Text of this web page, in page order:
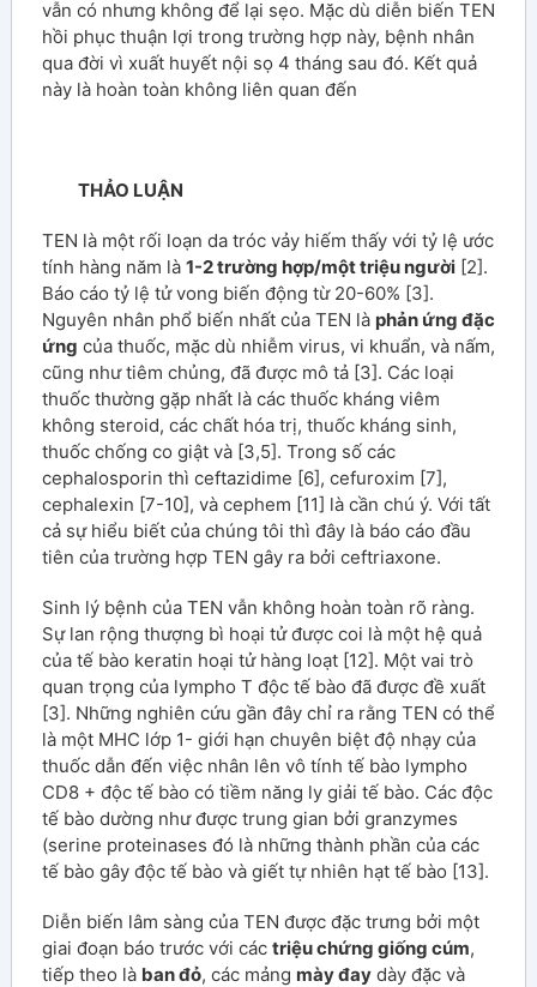
vẫn có nhưng không để lại sẹo. Mặc dù diễn biến TEN
hồi phục thuận lợi trong trường hợp này, bệnh nhân
qua đời vì xuất huyết nội sọ 4 tháng sau đó. Kết quả
này là hoàn toàn không liên quan đến
THẢO LUẬN
TEN là một rối loạn da tróc vảy hiếm thấy với tỷ lệ ước
tính hàng năm là 1-2 trường hợp/một triệu người[2].
Báo cáo tỷ lệ tử vong biến động từ 20-60% [3].
Nguyên nhân phổ biến nhất của TEN là phản ứng đặc
ứng của thuốc, mặc dù nhiễm virus, vi khuẩn, và nấm,
cũng như tiêm chủng, đã được mô tả [3]. Các loại
thuốc thường gặp nhất là các thuốc kháng viêm
không steroid, các chất hóa trị, thuốc kháng sinh,
thuốc chống co giật và [3,5]. Trong số các
cephalosporin thì ceftazidime [6], cefuroxim [7],
cephalexin [7-10], và cephem [11] là cần chú ý. Với tất
cả sự hiểu biết của chúng tôi thì đây là báo cáo đầu
tiên của trường hợp TEN gây ra bởi ceftriaxone.
Sinh lý bệnh của TEN vẫn không hoàn toàn rõ ràng.
Sự lan rộng thượng bì hoại tử được coi là một hệ quả
của tế bào keratin hoại tử hàng loạt [12]. Một vai trò
quan trọng của lympho T độc tế bào đã được đề xuất
[3]. Những nghiên cứu gần đây chỉ ra rằng TEN có thể
là một MHC lớp 1- giới hạn chuyên biệt độ nhạy của
thuốc dẫn đến việc nhân lên vô tính tế bào lympho
CD8 + độc tế bào có tiềm năng ly giải tế bào. Các độc
tế bào dường như được trung gian bởi granzymes
(serine proteinases đó là những thành phần của các
tế bào gây độc tế bào và giết tự nhiên hạt tế bào [13].
Diễn biến lâm sàng của TEN được đặc trưng bởi một
giai đoạn báo trước với các triệu chứng giống cúm,
tiếp theo là ban đỏ, các mảng mày đaydày đặc và